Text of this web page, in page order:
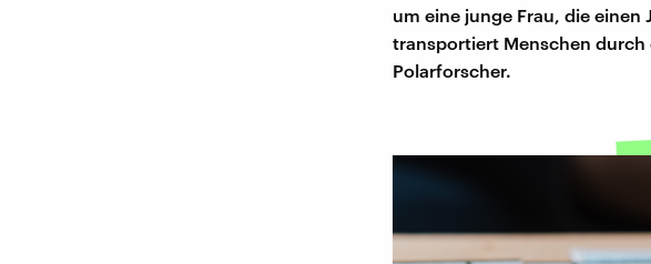
um eine junge Frau, die
transportiert Menschen durch
Polarforscher.